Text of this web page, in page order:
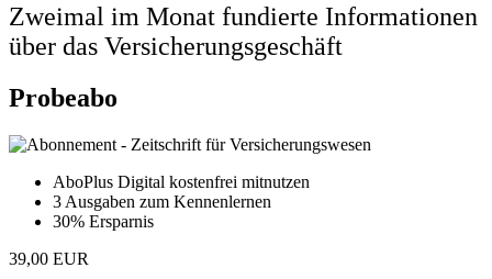
Zweimal im Monat fundierte Informationen
über das Versicherungsgeschäft
Probeabo
AboPlus Digital kostenfrei mitnutzen
3 Ausgaben zum Kennenlernen
30% Ersparnis
39,00 EUR